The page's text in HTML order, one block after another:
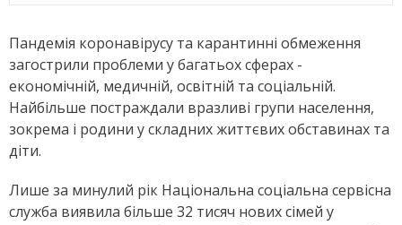
Пандемія коронавірусу та карантинні обмеження
загострили проблеми у багатьох сферах -
економічній, медичній, освітній та соціальній.
Найбільше постраждали вразливі групи населення,
зокрема і родини у складних життєвих обставинах та
діти.
Лише за минулий рік Національна соціальна сервісна
служба виявила більше 32 тисяч нових сімей у